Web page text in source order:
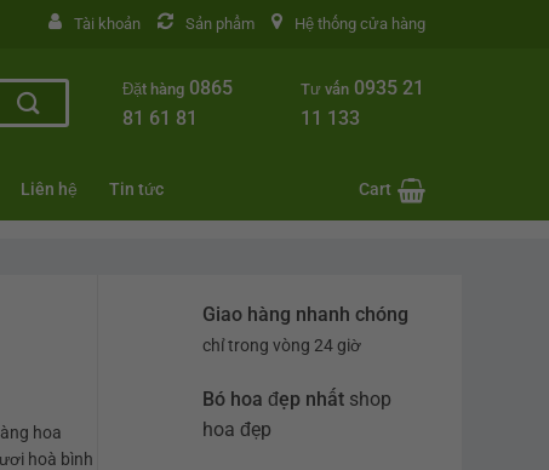
Tài khoản Sản phẩm Hệ thống cửa hàng
Đặt hàng 0865
81 61 81
Tư vấn 0935 21
11 133
Liên hệ Tin tức Cart
Giao hàng nhanh chóng
chỉ trong vòng 24 giờ
Bó hoa đẹp nhất shop
hoa đẹp
hoa
hoà bình